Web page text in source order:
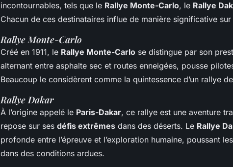
incontournables, tels que le Rallye Monte-Carlo, le Rallye
Chacun de ces destinataires influe de manière significative
Rallye Monte-Carlo
Créé en 1911, le Rallye Monte-Carlo se distingue par son
alternant entre asphalte sec et routes enneigées, pousse
Beaucoup le considèrent comme la quintessence d’un rallye
Rallye Dakar
À l’origine appelé le Paris-Dakar, ce rallye est une aventure
repose sur ses défis extrêmes dans des déserts. Le Rallye
profonde entre l’épreuve et l’exploration humaine, poussant
dans des conditions ardues.